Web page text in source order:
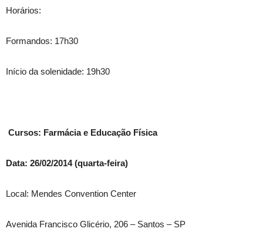
Horários:
Formandos: 17h30
Início da solenidade: 19h30
Cursos: Farmácia e Educação Física
Data: 26/02/2014 (quarta-feira)
Local: Mendes Convention Center
Avenida Francisco Glicério, 206 – Santos – SP